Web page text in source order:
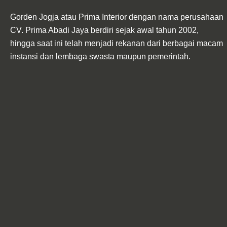
Gorden Jogja atau Prima Interior dengan nama perusahaan
CV. Prima Abadi Jaya berdiri sejak awal tahun 2002,
hingga saat ini telah menjadi rekanan dari berbagai macam
instansi dan lembaga swasta maupun pemerintah.